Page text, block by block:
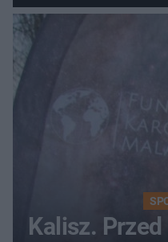
Kalisz.